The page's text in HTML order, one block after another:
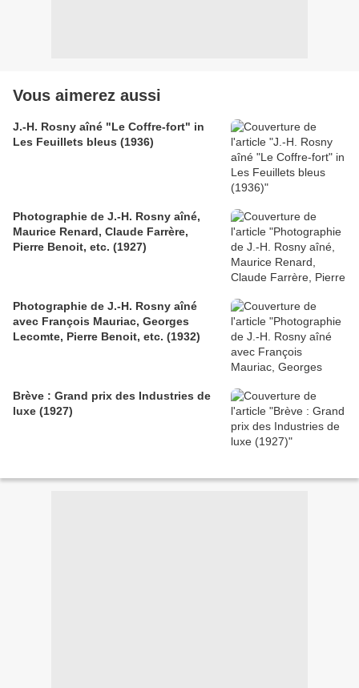
Vous aimerez aussi
J.-H. Rosny aîné "Le Coffre-fort" in
Les Feuillets bleus (1936)
Photographie de J.-H. Rosny aîné,
Maurice Renard, Claude Farrère,
Pierre Benoit, etc. (1927)
Photographie de J.-H. Rosny aîné
avec François Mauriac, Georges
Lecomte, Pierre Benoit, etc. (1932)
Brève : Grand prix des Industries de
luxe (1927)